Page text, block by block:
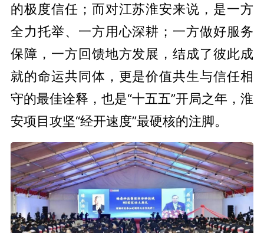
的极度信任；而对江苏淮安来说，是一方
全力托举、一方用心深耕；一方做好服务
保障，一方回馈地方发展，结成了彼此成
就的命运共同体，更是价值共生与信任相
守的最佳诠释，也是“十五五”开局之年，淮
安项目攻坚“经开速度”最硬核的注脚。